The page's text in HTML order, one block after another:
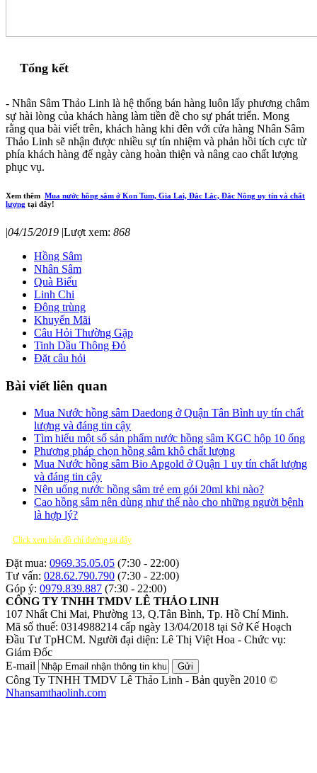
Tổng kết
- Nhân Sâm Thảo Linh là hệ thống bán hàng luôn lấy phương châm
sự hài lòng của khách hàng làm tiền đề cho sự phát triển. Mong
rằng qua bài viết trên, khách hàng khi đên với cửa hàng Nhân Sâm
Thảo Linh sẽ nhận được nhiều sự tín nhiệm và phản hồi tích cực từ
phía khách hàng để ngày càng hoàn thiện và nâng cao chất lượng
phục vụ.
Xem thêm Mua nước hồng sâm ở Kon Tum, Gia Lai, Đắc Lắc, Đắc Nông uy tín và chất
lượng tại đây!
|04/15/2019 |Lượt xem: 868
Hồng Sâm
Nhân Sâm
Quà Biếu
Linh Chi
Đông trùng
Khuyến Mãi
Câu Hỏi Thường Gặp
Tinh Dầu Thông Đỏ
Đặt câu hỏi
Bài viết liên quan
Mua Nước hồng sâm Daedong ở Quận Tân Bình uy tín chất
lượng và đáng tin cậy
Tìm hiểu một số sản phẩm nước hồng sâm KGC hộp 10 ống
Phương pháp chọn hồng sâm khô chất lượng
Mua Nước hồng sâm Bio Apgold ở Quận 1 uy tín chất lượng
và đáng tin cậy
Nên uống nước hồng sâm trẻ em gói 20ml khi nào?
Cao hồng sâm nên dùng như thế nào cho những người bệnh
là hợp lý?
Click xem bản đồ chỉ đường tại đây
Đặt mua: 0969.35.05.05 (7:30 - 22:00)
Tư vấn: 028.62.790.790 (7:30 - 22:00)
Góp ý: 0979.839.887 (7:30 - 22:00)
CÔNG TY TNHH TMDV LÊ THẢO LINH
107 Nhất Chi Mai, Phường 13, Q.Tân Bình, Tp. Hồ Chí Minh.
Mã số thuế: 0314988214 cấp ngày 13/04/2018 tại Sở Kế Hoạch
Đầu Tư TpHCM. Người đại diện: Lê Thị Việt Hoa - Chức vụ:
Giám Đốc
E-mail
Gửi
Công Ty TNHH TMDV Lê Thảo Linh - Bản quyền 2010 ©
Nhansamthaolinh.com